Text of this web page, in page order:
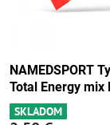
energetická
35g